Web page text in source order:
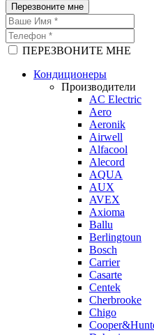
Перезвоните мне
ПЕРЕЗВОНИТЕ МНЕ
Кондиционеры
Производители
AC Electric
Aero
Aeronik
Airwell
Alfacool
Alecord
AQUA
AUX
AVEX
Axioma
Ballu
Berlingtoun
Bosch
Carrier
Casarte
Centek
Cherbrooke
Chigo